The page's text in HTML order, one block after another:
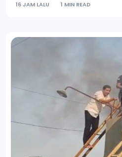
16 JAM LALU 1 MIN READ